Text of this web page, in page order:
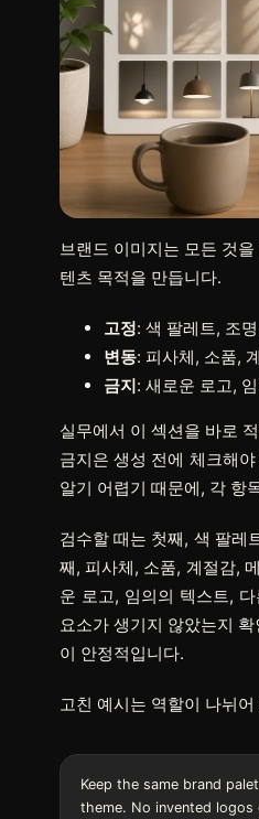
브랜드 이미지는 모든 것
텐츠 목적을 만듭니다.
고정: 색 팔레트, 조
변동: 피사체, 소품,
금지: 새로운 로고,
실무에서 이 섹션을 바로
금지은 생성 전에 체크해
알기 어렵기 때문에, 각 항
검수할 때는 첫째, 색 팔레
째, 피사체, 소품, 계절감,
운 로고, 임의의 텍스트,
요소가 생기지 않았는지
이 안정적입니다.
고친 예시는 역할이 나뉘어
Keep the same brand